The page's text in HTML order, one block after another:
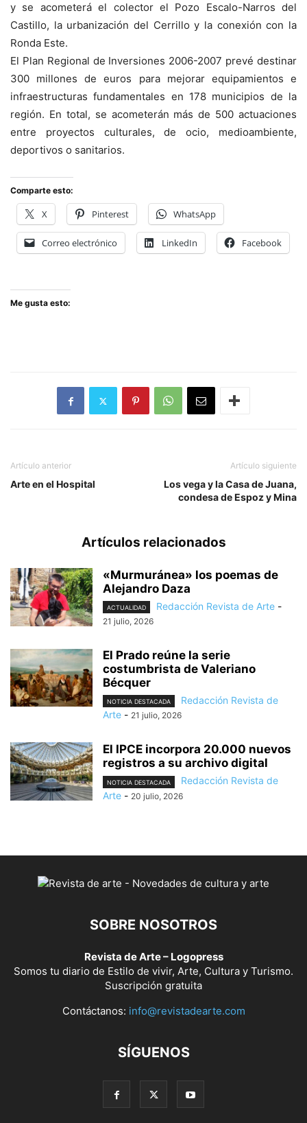
y se acometerá el colector el Pozo Escalo-Narros del
Castillo, la urbanización del Cerrillo y la conexión con la
Ronda Este.
El Plan Regional de Inversiones 2006-2007 prevé destinar
300 millones de euros para mejorar equipamientos e
infraestructuras fundamentales en 178 municipios de la
región. En total, se acometerán más de 500 actuaciones
entre proyectos culturales, de ocio, medioambiente,
deportivos o sanitarios.
Comparte esto:
X Pinterest WhatsApp
Correo electrónico LinkedIn Facebook
Me gusta esto:
Artículo anterior
Arte en el Hospital
Artículo siguiente
Los vega y la Casa de Juana,
condesa de Espoz y Mina
Artículos relacionados
«Murmuránea» los poemas de
Alejandro Daza
ACTUALIDAD Redacción Revista de Arte -
21 julio, 2026
El Prado reúne la serie
costumbrista de Valeriano
Bécquer
NOTICIA DESTACADA
Redacción Revista de
Arte - 21 julio, 2026
El IPCE incorpora 20.000 nuevos
registros a su archivo digital
NOTICIA DESTACADA
Redacción Revista de
Arte - 20 julio, 2026
SOBRE NOSOTROS
Revista de Arte – Logopress
Somos tu diario de Estilo de vivir, Arte, Cultura y Turismo.
Suscripción gratuita
Contáctanos: info@revistadearte.com
SÍGUENOS